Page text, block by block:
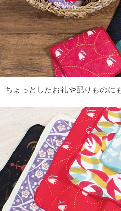
ちょっとしたお礼や配りものに